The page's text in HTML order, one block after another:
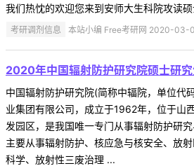
我们热忱的欢迎您来到安师大生科院攻读
考研调剂信息 本站小编 Free考研网 2020-03-
2020年中国辐射防护研究院硕士研
中国辐射防护研究院(简称中辐院，单位代
业集团有限公司，成立于1962年，位于山
发园区，是我国唯一专门从事辐射防护研究
主要从事辐射防护、核应急与核安全、放
科学、放射性三废治理 ...